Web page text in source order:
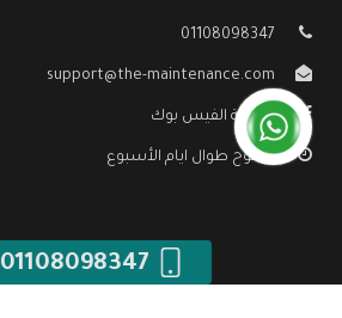
01108098347
support@the-maintenance.com
صفحة الفيس بوك
مفتوح طوال ايام الأسبوع
01108098347